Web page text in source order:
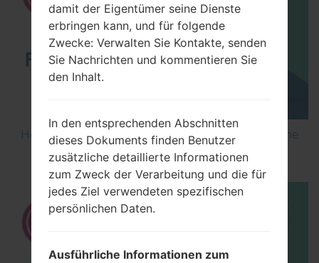
How to Flash Stock Firmware on LG Smartphone
using LG UP?
damit der Eigentümer seine Dienste
erbringen kann, und für folgende
Zwecke: Verwalten Sie Kontakte, senden
Sie Nachrichten und kommentieren Sie
den Inhalt.
In den entsprechenden Abschnitten
dieses Dokuments finden Benutzer
zusätzliche detaillierte Informationen
zum Zweck der Verarbeitung und die für
jedes Ziel verwendeten spezifischen
persönlichen Daten.
Ausführliche Informationen zum